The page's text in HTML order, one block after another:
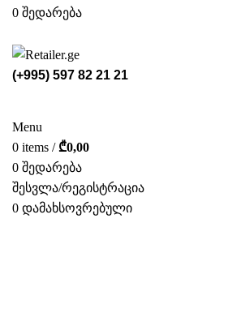
0 შედარება
(+995) 597 82 21 21
Menu
0 items / ₾0,00
0 შედარება
შესვლა/რეგისტრაცია
0 დამახსოვრებული